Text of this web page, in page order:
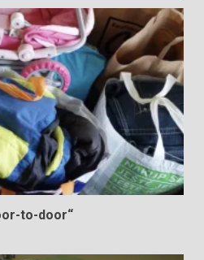
to-door“